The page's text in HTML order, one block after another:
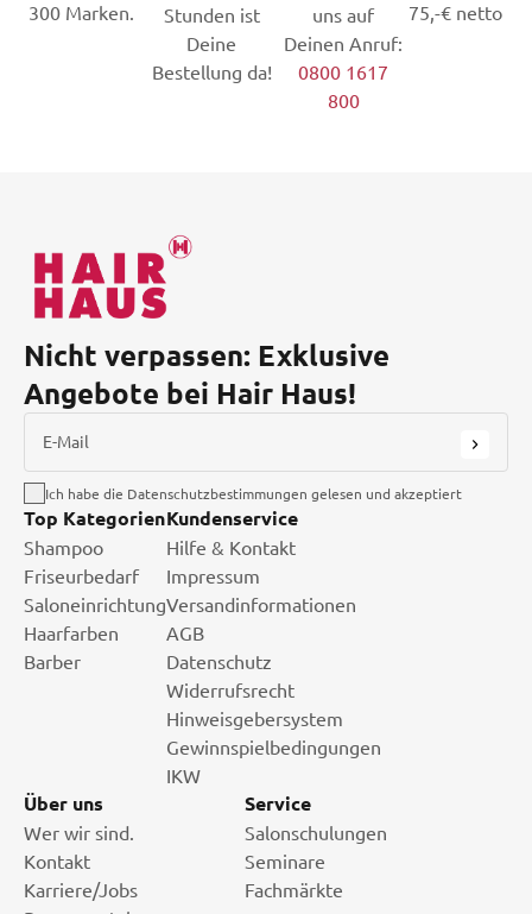
300 Marken.
Stunden ist
Deine
Bestellung da!
uns auf
Deinen Anruf:
0800 1617
800
75,-€ netto
Nicht verpassen: Exklusive
Angebote bei Hair Haus!
E-Mail
Ich habe die Datenschutzbestimmungen gelesen und akzeptiert
Top Kategorien
Shampoo
Friseurbedarf
Saloneinrichtung
Haarfarben
Barber
Kundenservice
Hilfe & Kontakt
Impressum
Versandinformationen
AGB
Datenschutz
Widerrufsrecht
Hinweisgebersystem
Gewinnspielbedingungen
IKW
Über uns
Wer wir sind.
Kontakt
Karriere/Jobs
Service
Salonschulungen
Seminare
Fachmärkte